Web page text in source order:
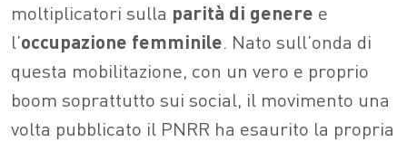
moltiplicatori sulla parità di genere e
l’occupazione femminile. Nato sull’onda di
questa mobilitazione, con un vero e proprio
boom soprattutto sui social, il movimento una
volta pubblicato il PNRR ha esaurito la propria